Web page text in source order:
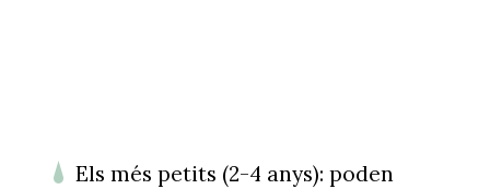
Els més petits (2-4 anys): poden